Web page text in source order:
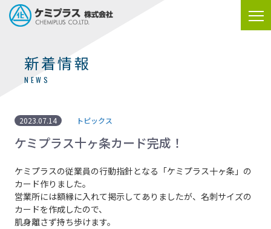
新着情報
NEWS
2023.07.14 トピックス
ケミプラス十ヶ条カード完成！
ケミプラスの従業員の行動指針となる「ケミプラス十ヶ条」の
カード作りました。
営業所には額縁に入れて掲示してありましたが、名刺サイズの
カードを作成したので、
肌身離さず持ち歩けます。